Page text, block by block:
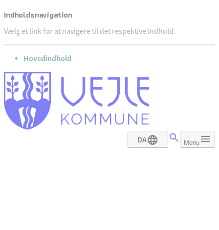
Indholdsnavigation
Vælg et link for at navigere til det respektive indhold.
gå til
Hovedindhold
DA Menu